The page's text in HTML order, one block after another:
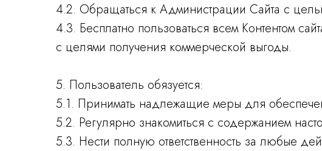
4.2. Обращаться к Администрации Сайта с
4.3. Бесплатно пользоваться всем Контентом
с целями получения коммерческой выгоды.
5. Пользователь обязуется:
5.1. Принимать надлежащие меры для
5.2. Регулярно знакомиться с содержанием
5.3. Нести полную ответственность за любые